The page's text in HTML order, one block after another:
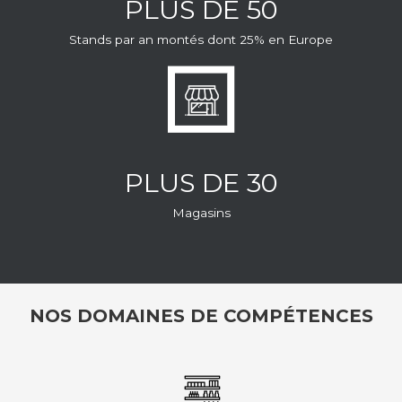
PLUS DE 50
Stands par an montés dont 25% en Europe
PLUS DE 30
Magasins
NOS DOMAINES DE COMPÉTENCES